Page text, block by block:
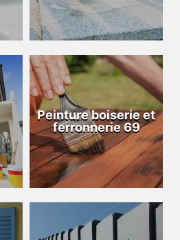
Peinture boiserie et
ferronnerie 69